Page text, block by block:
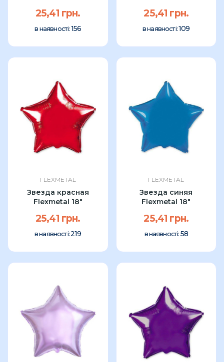
25,41 грн.
в наявності: 156
25,41 грн.
в наявності:109
FLEXMETAL
Звезда красная
Flexmetal 18"
25,41 грн.
в наявності:219
FLEXMETAL
Звезда синяя
Flexmetal 18"
25,41 грн.
в наявності: 58